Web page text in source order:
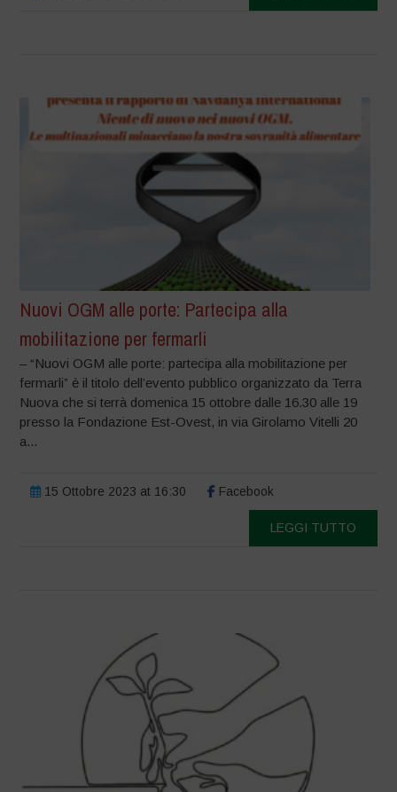
Nuovi OGM alle porte: Partecipa alla
mobilitazione per fermarli
– “Nuovi OGM alle porte: partecipa alla mobilitazione per
fermarli” è il titolo dell’evento pubblico organizzato da Terra
Nuova che si terrà domenica 15 ottobre dalle 16.30 alle 19
presso la Fondazione Est-Ovest, in via Girolamo Vitelli 20
a...
15 Ottobre 2023 at 16:30 Facebook
LEGGI TUTTO